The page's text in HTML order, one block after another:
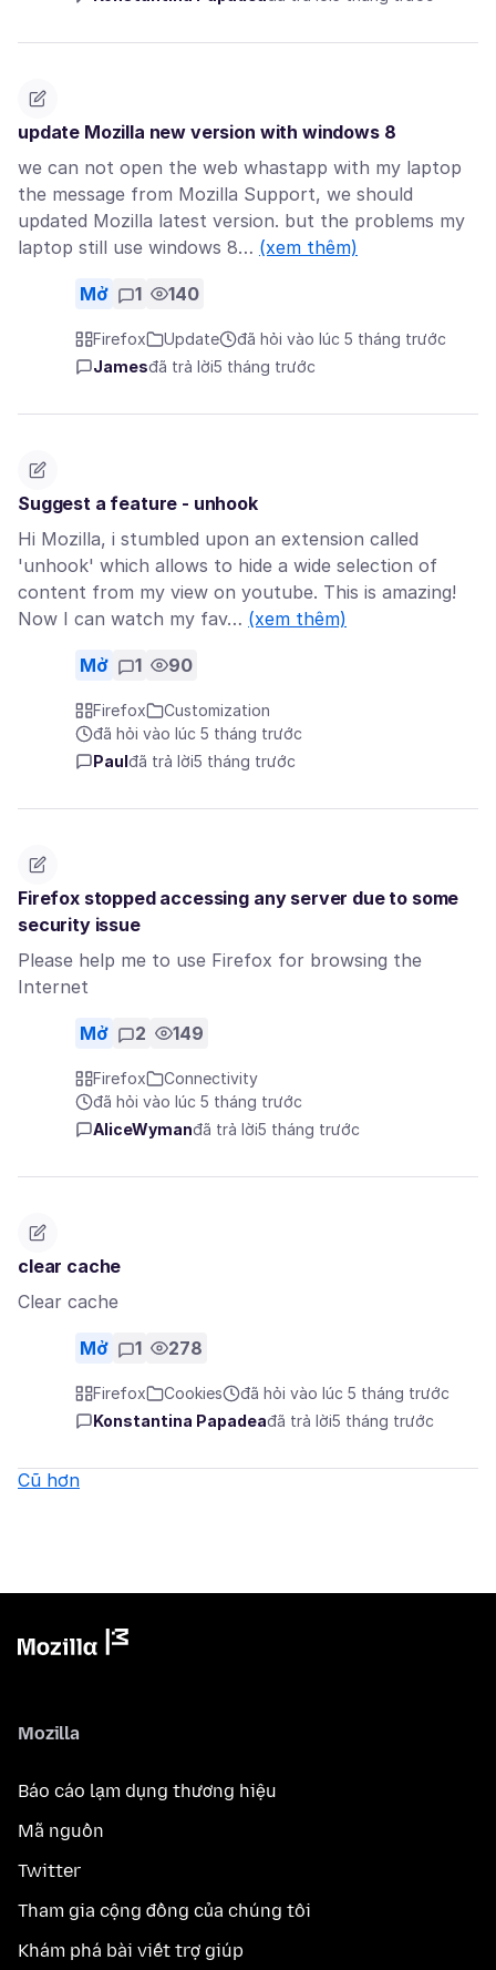
update Mozilla new version with windows 8
we can not open the web whastapp with my laptop
the message from Mozilla Support, we should
updated Mozilla latest version. but the problems my
laptop still use windows 8… (xem thêm)
Mở 1 140
Firefox Update
đã hỏi vào lúc 5 tháng trước
Jamesđã trả lời5 tháng trước
Suggest a feature - unhook
Hi Mozilla, i stumbled upon an extension called
'unhook' which allows to hide a wide selection of
content from my view on youtube. This is amazing!
Now I can watch my fav… (xem thêm)
Mở 1 90
Firefox
Customization
đã hỏi vào lúc 5 tháng trước
Paul đã trả lời5 tháng trước
Firefox stopped accessing any server due to some
security issue
Please help me to use Firefox for browsing the
Internet
Mở 2 149
Firefox
Connectivity
đã hỏi vào lúc 5 tháng trước
AliceWymanđã trả lời5 tháng trước
clear cache
Clear cache
Mở 1 278
Firefox Cookies
đã hỏi vào lúc 5 tháng trước
Konstantina Papadeađã trả lời5 tháng trước
Cũ hơn
Mozilla
Báo cáo lạm dụng thương hiệu
Mã nguồn
Twitter
Tham gia cộng đồng của chúng tôi
Khám phá bài viết trợ giúp